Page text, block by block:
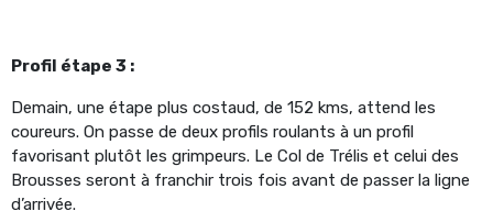
Profil étape 3 :
Demain, une étape plus costaud, de 152 kms, attend les
coureurs. On passe de deux profils roulants à un profil
favorisant plutôt les grimpeurs. Le Col de Trélis et celui des
Brousses seront à franchir trois fois avant de passer la ligne
d’arrivée.